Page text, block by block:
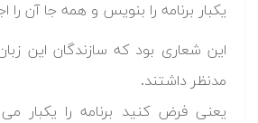
یکبار برنامه را بنویس و همه جا آن را
این شعاری بود که سازندگان این زبان
مدنظر داشتند.
یعنی فرض کنید برنامه را یکبار می